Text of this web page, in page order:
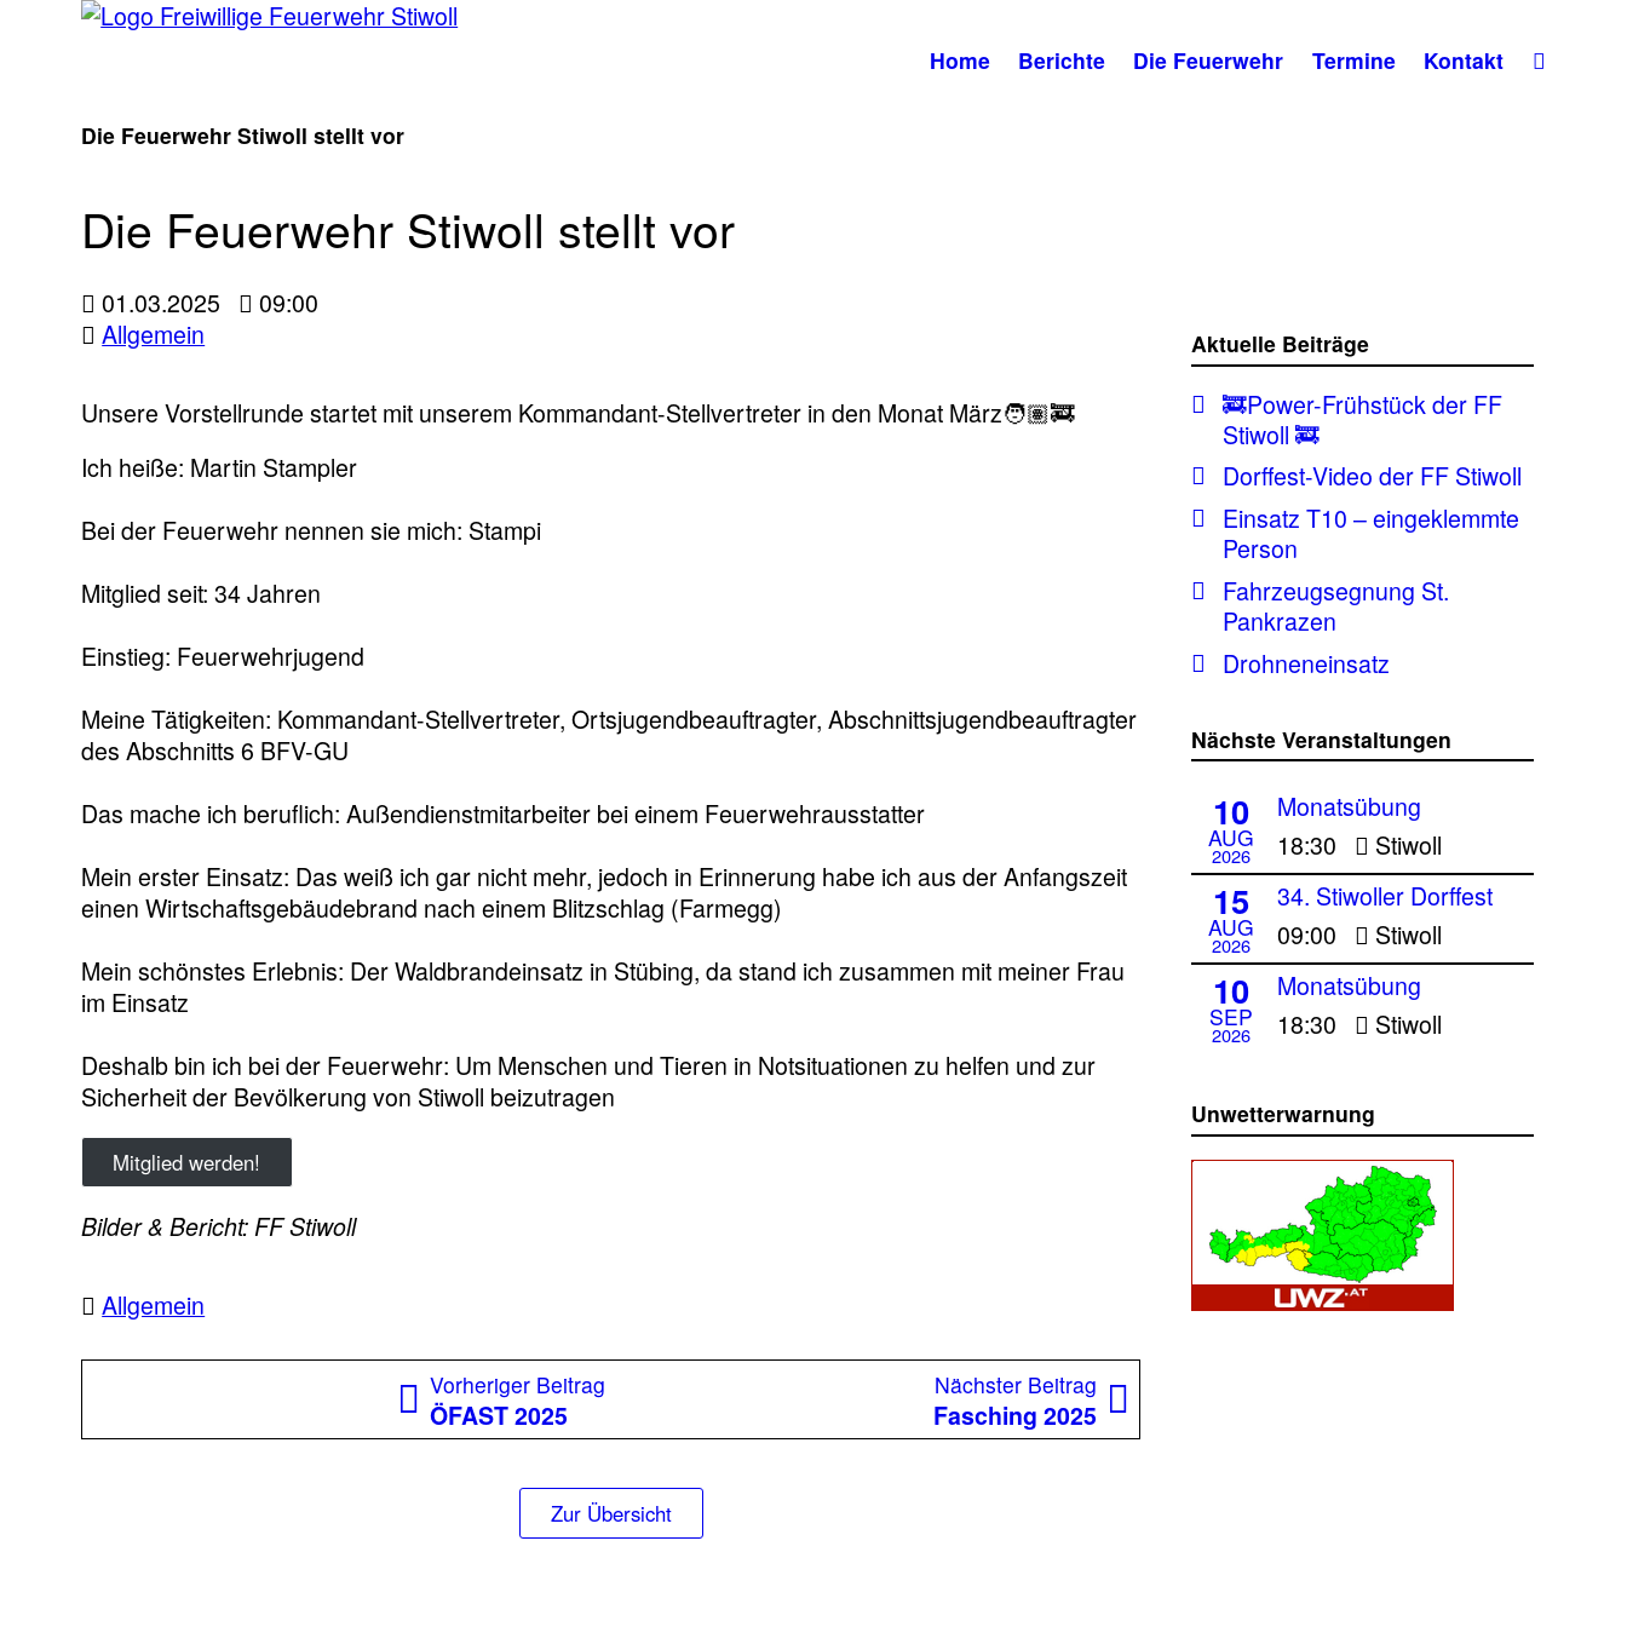
Home Berichte Die Feuerwehr Termine Kontakt
Die Feuerwehr Stiwoll stellt vor
Die Feuerwehr Stiwoll stellt vor
01.03.2025
09:00
Allgemein
Unsere Vorstellrunde startet mit unserem Kommandant-Stellvertreter in den Monat März🧑🏽‍🚒
Ich heiße: Martin Stampler
Bei der Feuerwehr nennen sie mich: Stampi
Mitglied seit: 34 Jahren
Einstieg: Feuerwehrjugend
Meine Tätigkeiten: Kommandant-Stellvertreter, Ortsjugendbeauftragter, Abschnittsjugendbeauftragter
des Abschnitts 6 BFV-GU
Das mache ich beruflich: Außendienstmitarbeiter bei einem Feuerwehrausstatter
Mein erster Einsatz: Das weiß ich gar nicht mehr, jedoch in Erinnerung habe ich aus der Anfangszeit
einen Wirtschaftsgebäudebrand nach einem Blitzschlag (Farmegg)
Mein schönstes Erlebnis: Der Waldbrandeinsatz in Stübing, da stand ich zusammen mit meiner Frau
im Einsatz
Deshalb bin ich bei der Feuerwehr: Um Menschen und Tieren in Notsituationen zu helfen und zur
Sicherheit der Bevölkerung von Stiwoll beizutragen
Mitglied werden!
Bilder & Bericht: FF Stiwoll
Allgemein
Beitragsnavigation Vorheriger Beitrag
ÖFAST 2025
Nächster Beitrag Nächster
Beitrag:
Fasching 2025
Zur Übersicht
Aktuelle Beiträge
🚒Power-Frühstück der FF
Stiwoll 🚒
Dorffest-Video der FF Stiwoll
Einsatz T10 – eingeklemmte
Person
Fahrzeugsegnung St.
Pankrazen
Drohneneinsatz
Nächste Veranstaltungen
10
AUG
2026
Monatsübung
18:30
Stiwoll
15
AUG
2026
34. Stiwoller Dorffest
09:00
Stiwoll
10
SEP
2026
Monatsübung
18:30
Stiwoll
Unwetterwarnung